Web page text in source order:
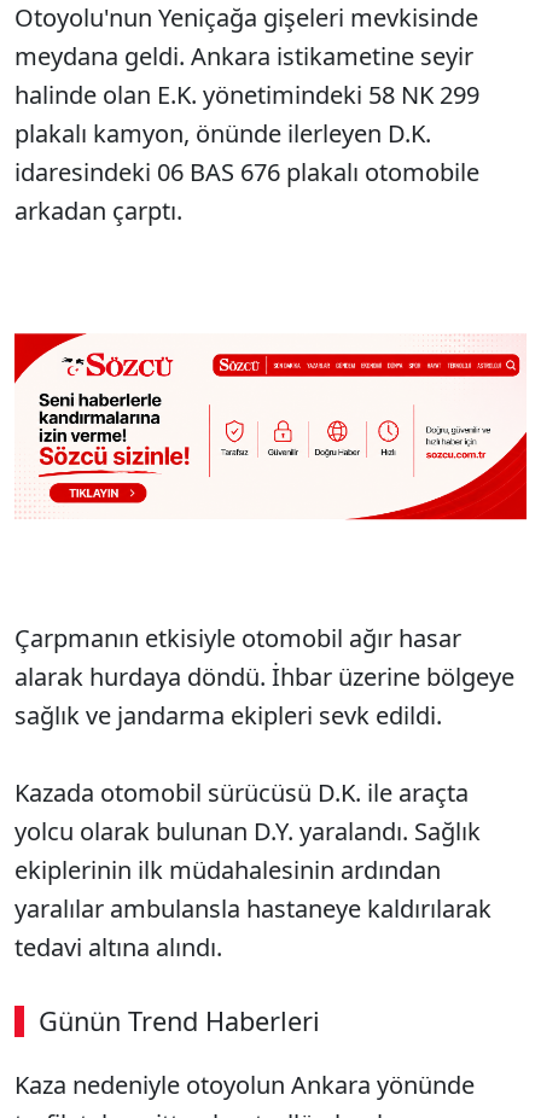
Otoyolu'nun Yeniçağa gişeleri mevkisinde
meydana geldi. Ankara istikametine seyir
halinde olan E.K. yönetimindeki 58 NK 299
plakalı kamyon, önünde ilerleyen D.K.
idaresindeki 06 BAS 676 plakalı otomobile
arkadan çarptı.
Çarpmanın etkisiyle otomobil ağır hasar
alarak hurdaya döndü. İhbar üzerine bölgeye
sağlık ve jandarma ekipleri sevk edildi.
Kazada otomobil sürücüsü D.K. ile araçta
yolcu olarak bulunan D.Y. yaralandı. Sağlık
ekiplerinin ilk müdahalesinin ardından
yaralılar ambulansla hastaneye kaldırılarak
tedavi altına alındı.
Günün Trend Haberleri
Kaza nedeniyle otoyolun Ankara yönünde